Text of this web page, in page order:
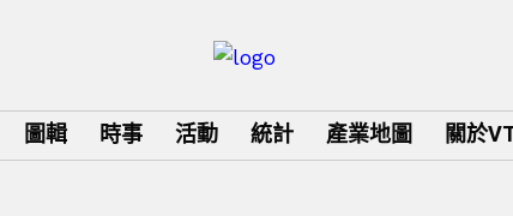
圖輯 時事 活動 統計 產業地圖 關於